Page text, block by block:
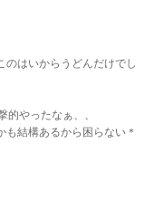
のはいからうどんだけでし
やったなぁ、、
結構あるから困らない＊